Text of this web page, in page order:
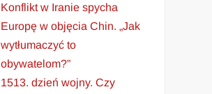
Konflikt w Iranie spycha
Europę w objęcia Chin. „Jak
wytłumaczyć to
obywatelom?”
1513. dzień wojny. Czy